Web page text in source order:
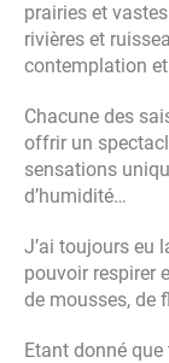
prairies et
rivières et
contemplation
Chacune des
offrir un
sensations
d’humidité…
J’ai toujours eu
pouvoir respirer
de mousses, de
Etant donné